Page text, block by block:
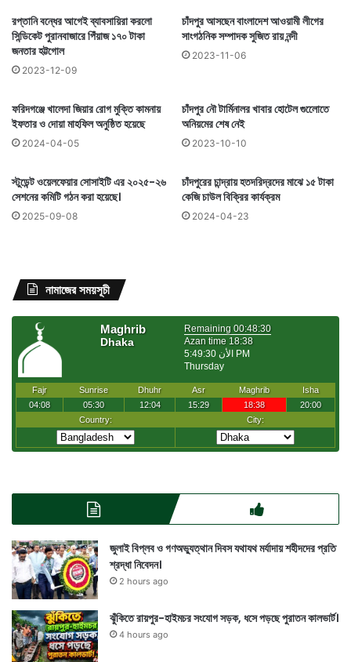
রপ্তানি বন্ধের আগেই ব্যাবসায়িরা করলো
সিন্ডিকেট পুরানবাজারে পিঁয়াজ ১৭০ টাকা
জনতার হট্টগোল
2023-12-09
চাঁদপুর আসছেন বাংলাদেশ আওয়ামী লীগের
সাংগঠনিক সম্পাদক সুজিত রায় নন্দী
2023-11-06
ফরিদগঞ্জে খালেদা জিয়ার রোগ মুক্তি কামনায়
ইফতার ও দোয়া মাহফিল অনুষ্ঠিত হয়েছে
2024-04-05
চাঁদপুর নৌ টার্মিনালর খাবার হোটেল গুলোেতে
অনিয়মের শেষ নেই
2023-10-10
স্টুডেন্ট ওয়েলফেয়ার সোসাইটি এর ২০২৫-২৬
সেশনের কমিটি গঠন করা হয়েছে।
2025-09-08
চাঁদপুরের চান্দ্রায় হতদরিদ্রদের মাঝে ১৫ টাকা
কেজি চাউল বিক্রির কার্যক্রম
2024-04-23
নামাজের সময়সূচী
জুলাই বিপ্লব ও গণঅভ্যুত্থান দিবস যথাযথ মর্যাদায় শহীদদের প্রতি
শ্রদ্ধা নিবেদন।
2 hours ago
ঝুঁকিতে রায়পুর-হাইমচর সংযোগ সড়ক, ধসে পড়ছে পুরাতন কালভার্ট।
4 hours ago